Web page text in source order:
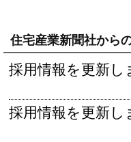
住宅産業新聞社から
採用情報を更新し
採用情報を更新し